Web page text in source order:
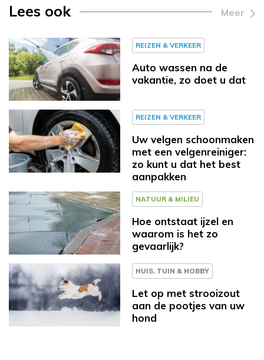
Lees ook Meer
REIZEN & VERKEER
Auto wassen na de
vakantie, zo doet u dat
REIZEN & VERKEER
Uw velgen schoonmaken
met een velgenreiniger:
zo kunt u dat het best
aanpakken
NATUUR & MILIEU
Hoe ontstaat ijzel en
waarom is het zo
gevaarlijk?
HUIS, TUIN & HOBBY
Let op met strooizout
aan de pootjes van uw
hond